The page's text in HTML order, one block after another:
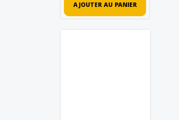
AJOUTER AU PANIER